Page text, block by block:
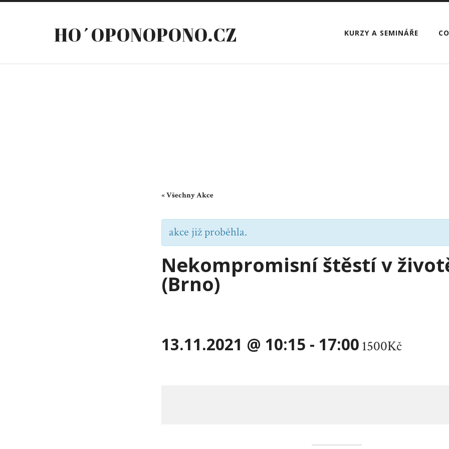
HO´OPONOPONO.CZ KURZY A SEMINÁŘE
« Všechny Akce
akce již proběhla.
Nekompromisní štěstí v
(Brno)
13.11.2021 @ 10:15 - 17:00 1500Kč